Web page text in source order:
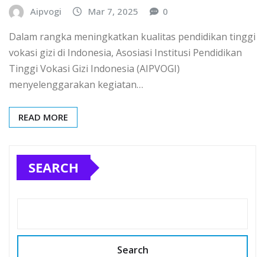
Aipvogi Mar 7, 2025 0
Dalam rangka meningkatkan kualitas pendidikan tinggi
vokasi gizi di Indonesia, Asosiasi Institusi Pendidikan
Tinggi Vokasi Gizi Indonesia (AIPVOGI)
menyelenggarakan kegiatan…
READ MORE
SEARCH
Search